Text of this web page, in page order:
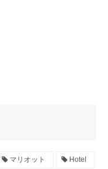
マリオット Hotel